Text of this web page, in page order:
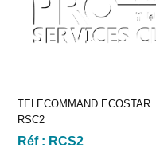
TELECOMMAND ECOSTAR
RSC2
Réf : RCS2